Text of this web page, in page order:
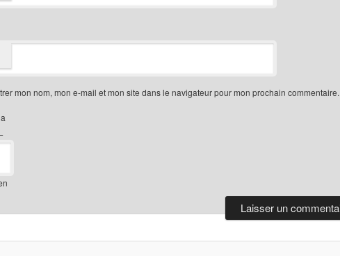
mon nom, mon e-mail et mon site dans le navigateur pour mon prochain commentaire.